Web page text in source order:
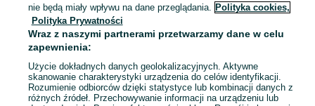
Mapa kategorii
Mapa miejscowości
Mapa ministron
Popularne wyszukiwania
nie będą miały wpływu na dane przeglądania. Polityka cookies,
Polityka Prywatności
Wraz z naszymi partnerami przetwarzamy dane w celu
zapewnienia:
Użycie dokładnych danych geolokalizacyjnych. Aktywne
skanowanie charakterystyki urządzenia do celów identyfikacji.
Rozumienie odbiorców dzięki statystyce lub kombinacji danych z
różnych źródeł. Przechowywanie informacji na urządzeniu lub